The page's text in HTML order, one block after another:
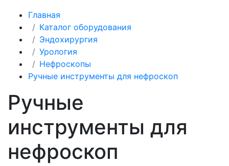
Главная
Каталог оборудования
Эндохирургия
Урология
Нефроскопы
Ручные инструменты для нефроскоп
Ручные
инструменты для
нефроскоп